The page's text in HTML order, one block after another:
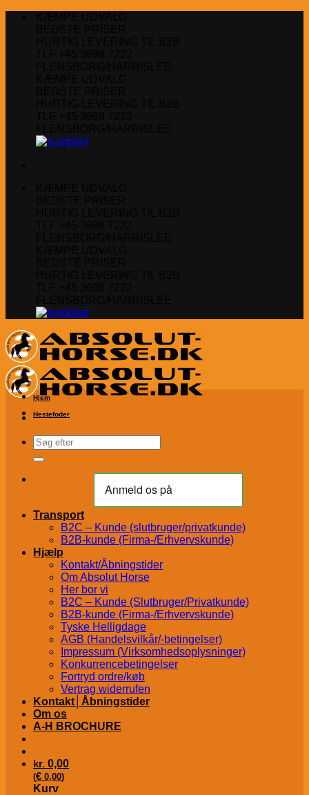
Søg
efter:
Transport
B2C – Kunde (slutbruger/privatkunde)
B2B-kunde (Firma-/Erhvervskunde)
Hjælp
Kontakt/Åbningstider
Om Absolut Horse
Her bor vi
B2C – Kunde (Slutbruger/Privatkunde)
B2B-kunde (Firma-/Erhvervskunde)
Tyske Helligdage
AGB (Handelsvilkår/-betingelser)
Impressum (Virksomhedsoplysninger)
Konkurrencebetingelser
Fortryd ordre/køb
Vertrag widerrufen
Kontakt│Åbningstider
Om os
A-H BROCHURE
kr. 0,00
(€ 0,00)
Kurv
Hjem
Hestefoder